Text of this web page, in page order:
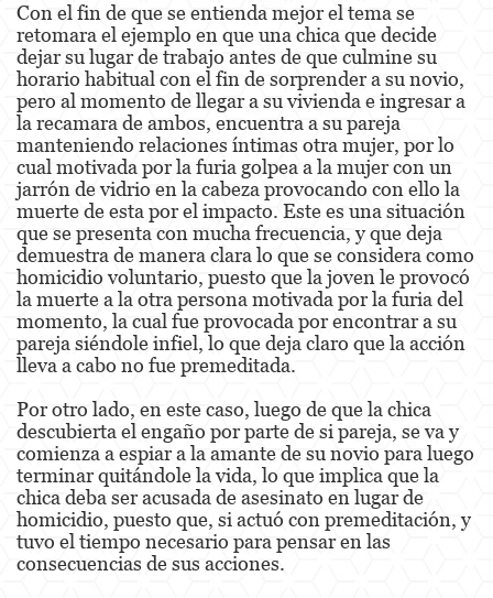
Venganza con Pornografía
Violación de una Orden de Restricción
Juvenile
Juvenile Three Strikes Law
Juvenile Delinquency
Juvenile Disposition Hearings
Juvenile Informal Diversion
Ward of the Court
Assault and Battery
Assault
Assault With Caustic Chemicals or Flammable
Substances
Assault With A Deadly Weapon
Con el fin de que se entienda mejor el tema se
retomara el ejemplo en que una chica que decide
dejar su lugar de trabajo antes de que culmine su
horario habitual con el fin de sorprender a su novio,
pero al momento de llegar a su vivienda e ingresar a
la recamara de ambos, encuentra a su pareja
manteniendo relaciones íntimas otra mujer, por lo
cual motivada por la furia golpea a la mujer con un
jarrón de vidrio en la cabeza provocando con ello la
muerte de esta por el impacto. Este es una situación
que se presenta con mucha frecuencia, y que deja
demuestra de manera clara lo que se considera como
homicidio voluntario, puesto que la joven le provocó
la muerte a la otra persona motivada por la furia del
momento, la cual fue provocada por encontrar a su
pareja siéndole infiel, lo que deja claro que la acción
lleva a cabo no fue premeditada.
Por otro lado, en este caso, luego de que la chica
descubierta el engaño por parte de si pareja, se va y
comienza a espiar a la amante de su novio para luego
terminar quitándole la vida, lo que implica que la
chica deba ser acusada de asesinato en lugar de
homicidio, puesto que, si actuó con premeditación, y
tuvo el tiempo necesario para pensar en las
consecuencias de sus acciones.